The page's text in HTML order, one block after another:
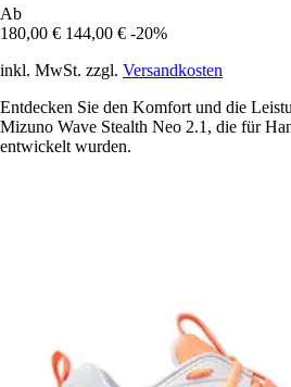
Ab
180,00 € 144,00 € -20%
inkl. MwSt. zzgl. Versandkosten
Entdecken Sie den Komfort und die
Mizuno Wave Stealth Neo 2.1, die für
entwickelt wurden.